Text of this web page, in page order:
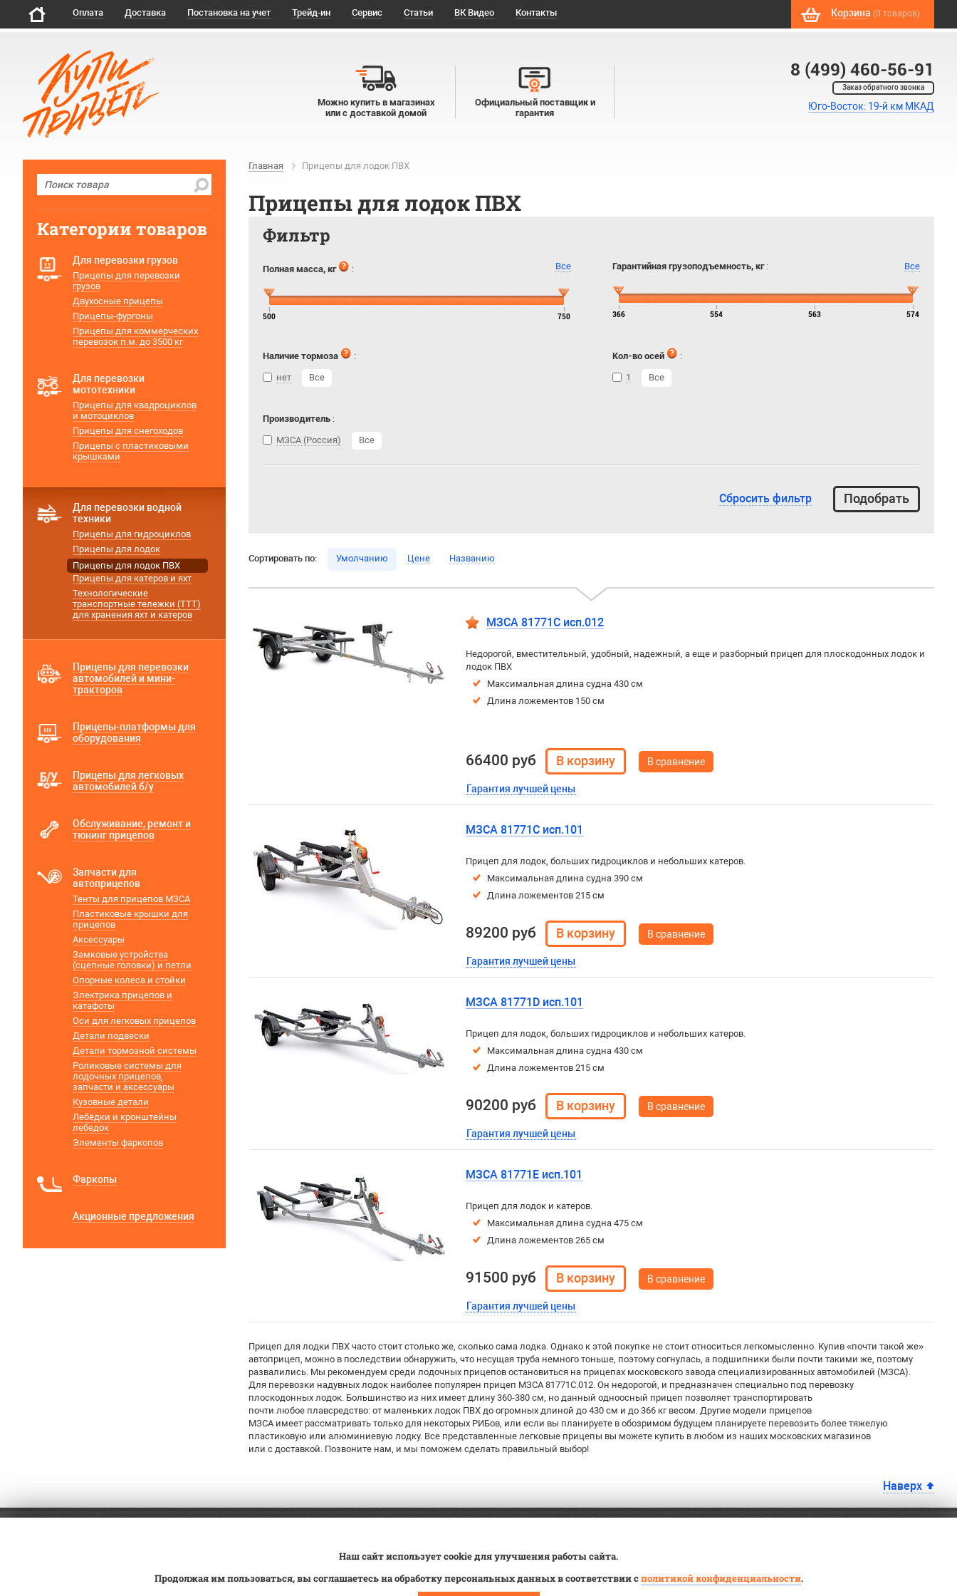
Оплата Доставка Постановка на учет Трейд-ин Сервис Статьи ВК Видео Контакты Корзина (0 товаров)
8 (499) 460-56-91
Заказ обратного звонка
Юго-Восток: 19-й км МКАД
Можно купить в магазинах
или с доставкой домой
Официальный поставщик и
гарантия
Главная Прицепы для лодок ПВХ
Прицепы для лодок ПВХ
Фильтр
Полная масса, кг : Все
500 750
Гарантийная грузоподъемность, кг: Все
366 554 563 574
Наличие тормоза
:
нет
Все
Кол-во осей
:
1
Все
Производитель :
МЗСА (Россия)
Все
Сбросить фильтр
Сортировать по: Умолчанию Цене Названию
МЗСА 81771C исп.012
Недорогой, вместительный, удобный, надежный, а еще и разборный прицеп для плоскодонных лодок и
лодок ПВХ
Максимальная длина судна 430 см
Длина ложементов 150 см
66400 руб
Гарантия лучшей цены
В сравнение
МЗСА 81771C исп.101
Прицеп для лодок, больших гидроциклов и небольших катеров.
Максимальная длина судна 390 см
Длина ложементов 215 см
89200 руб
Гарантия лучшей цены
В сравнение
МЗСА 81771D исп.101
Прицеп для лодок, больших гидроциклов и небольших катеров.
Максимальная длина судна 430 см
Длина ложементов 215 см
90200 руб
Гарантия лучшей цены
В сравнение
МЗСА 81771E исп.101
Прицеп для лодок и катеров.
Максимальная длина судна 475 см
Длина ложементов 265 см
91500 руб
Гарантия лучшей цены
В сравнение
Прицеп для лодки ПВХ часто стоит столько же, сколько сама лодка. Однако к этой покупке не стоит относиться легкомысленно. Купив «почти такой же»
автоприцеп, можно в последствии обнаружить, что несущая труба немного тоньше, поэтому согнулась, а подшипники были почти такими же, поэтому
развалились. Мы рекомендуем среди лодочных прицепов остановиться на прицепах московского завода специализированных автомобилей (МЗСА).
Для перевозки надувных лодок наиболее популярен прицеп МЗСА 81771С.012. Он недорогой, и предназначен специально под перевозку
плоскодонных лодок. Большинство из них имеет длину 360-380 см, но данный одноосный прицеп позволяет транспортировать
почти любое плавсредство: от маленьких лодок ПВХ до огромных длиной до 430 см и до 366 кг весом. Другие модели прицепов
МЗСА имеет рассматривать только для некоторых РИБов, или если вы планируете в обозримом будущем планируете перевозить более тяжелую
пластиковую или алюминиевую лодку. Все представленные легковые прицепы вы можете купить в любом из наших московских магазинов
или с доставкой. Позвоните нам, и мы поможем сделать правильный выбор!
Наверх
Категории товаров
Для перевозки грузов
Прицепы для перевозки
грузов
Двухосные прицепы
Прицепы-фургоны
Прицепы для коммерческих
перевозок п.м. до 3500 кг
Для перевозки
мототехники
Прицепы для квадроциклов
и мотоциклов
Прицепы для снегоходов
Прицепы с пластиковыми
крышками
Для перевозки водной
техники
Прицепы для гидроциклов
Прицепы для лодок
Прицепы для лодок ПВХ
Прицепы для катеров и яхт
Технологические
транспортные тележки (ТТТ)
для хранения яхт и катеров
Прицепы для перевозки
автомобилей и мини-
тракторов
Прицепы-платформы для
оборудования
Прицепы для легковых
автомобилей б/у
Обслуживание, ремонт и
тюнинг прицепов
Запчасти для
автоприцепов
Тенты для прицепов МЗСА
Пластиковые крышки для
прицепов
Аксессуары
Замковые устройства
(сцепные головки) и петли
Опорные колеса и стойки
Электрика прицепов и
катафоты
Оси для легковых прицепов
Детали подвески
Детали тормозной системы
Роликовые системы для
лодочных прицепов,
запчасти и аксессуары
Кузовные детали
Лебёдки и кронштейны
лебедок
Элементы фаркопов
Фаркопы
Акционные предложения
Юго-Восток: 19-й км МКАД
Постановка на учет
Сервис
Статьи
Контакты
Наш сайт использует cookie для улучшения работы сайта.
Продолжая им пользоваться, вы соглашаетесь на обработку персональных данных в соответствии сполитикой конфиденциальности.